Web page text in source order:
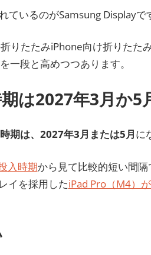
いるのがSamsung Displayで
りたたみiPhone向け折りたた
一段と高めつつあります。
は2027年3月か5
期は、2027年3月または5月に
入時期から見て比較的短い間
イを採用したiPad Pro（M4）